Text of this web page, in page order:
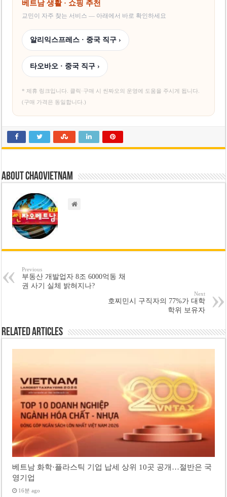
베트남 생활 · 쇼핑 추천
교민이 자주 찾는 서비스 — 아래에서 바로 확인하세요
알리익스프레스 · 중국 직구 ›
타오바오 · 중국 직구 ›
* 제휴 링크입니다. 클릭·구매 시 씬짜오의 운영에 도움을 주시게 됩니다.
(구매 가격은 동일합니다.)
About chaovietnam
Previous
부동산 개발업자 8조 6000억동 채
권 사기 실체 밝혀지나?
Next
호찌민시 구직자의 77%가 대학
학위 보유자
Related Articles
베트남 화학·플라스틱 기업 납세 상위 10곳 공개…절반은 국
영기업
16분 ago